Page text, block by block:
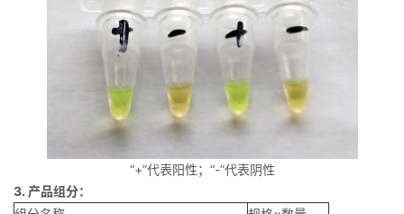
“+”代表阳性；“-”代表阴性
3. 产品组分：